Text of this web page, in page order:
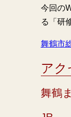
今回の
る「研
舞鶴市
アク
舞鶴